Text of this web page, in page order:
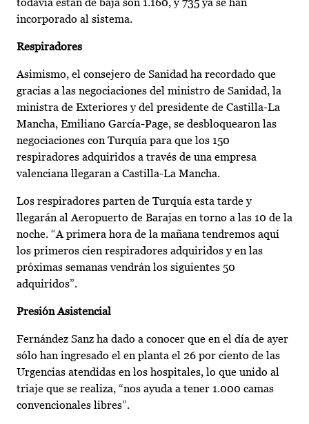
incorporado al sistema.
Respiradores
Asimismo, el consejero de Sanidad ha recordado que
gracias a las negociaciones del ministro de Sanidad, la
ministra de Exteriores y del presidente de Castilla-La
Mancha, Emiliano García-Page, se desbloquearon las
negociaciones con Turquía para que los 150
respiradores adquiridos a través de una empresa
valenciana llegaran a Castilla-La Mancha.
Los respiradores parten de Turquía esta tarde y
llegarán al Aeropuerto de Barajas en torno a las 10 de la
noche. “A primera hora de la mañana tendremos aquí
los primeros cien respiradores adquiridos y en las
próximas semanas vendrán los siguientes 50
adquiridos”.
Presión Asistencial
Fernández Sanz ha dado a conocer que en el día de ayer
sólo han ingresado el en planta el 26 por ciento de las
Urgencias atendidas en los hospitales, lo que unido al
triaje que se realiza, “nos ayuda a tener 1.000 camas
convencionales libres”.